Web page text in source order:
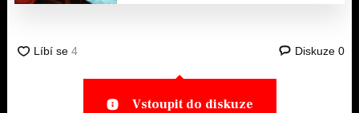
Diskuze 0
Vstoupit do diskuze